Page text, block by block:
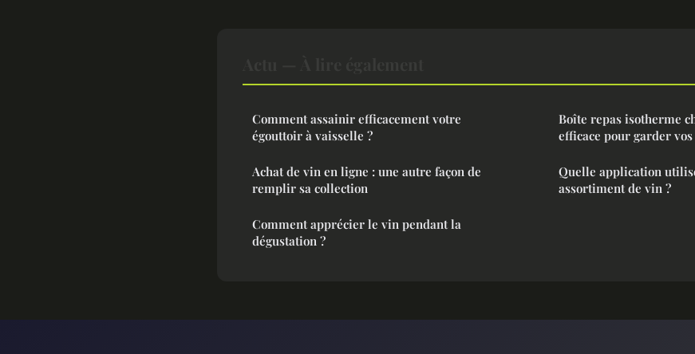
Comment assainir efficacement votre
égouttoir à vaisselle ?
Achat de vin en ligne : une autre façon de
remplir sa collection
Comment apprécier le vin pendant la
dégustation ?
Boîte repas isotherme
efficace pour garder
Quelle application
assortiment de vin ?